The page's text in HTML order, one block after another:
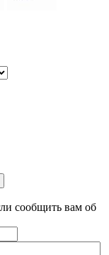
сообщить вам об